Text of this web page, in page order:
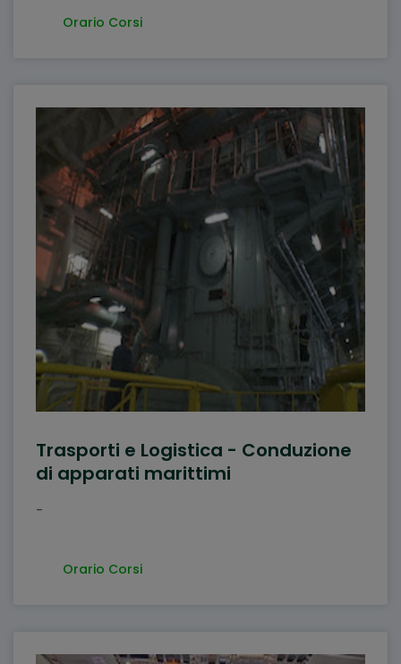
Orario Corsi
Trasporti e Logistica - Conduzione
di apparati marittimi
-
Orario Corsi